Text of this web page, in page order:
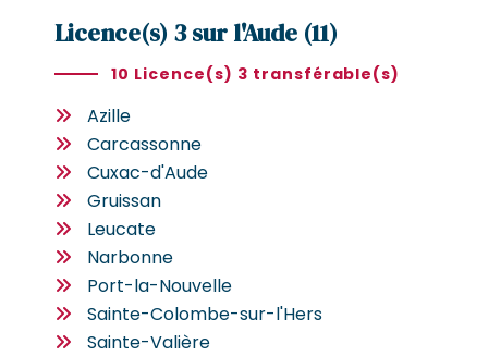
Licence(s) 3 sur l'Aude (11)
10 Licence(s) 3 transférable(s)
Azille
Carcassonne
Cuxac-d'Aude
Gruissan
Leucate
Narbonne
Port-la-Nouvelle
Sainte-Colombe-sur-l'Hers
Sainte-Valière